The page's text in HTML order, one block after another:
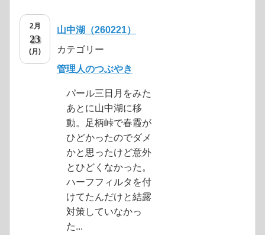
2月
23
(月)
山中湖（260221）
カテゴリー
管理人のつぶやき
パール三日月をみた
あとに山中湖に移
動。足柄峠で春霞が
ひどかったのでダメ
かと思ったけど意外
とひどくなかった。
ハーフフィルタを付
けてたんだけと結露
対策していなかっ
た...